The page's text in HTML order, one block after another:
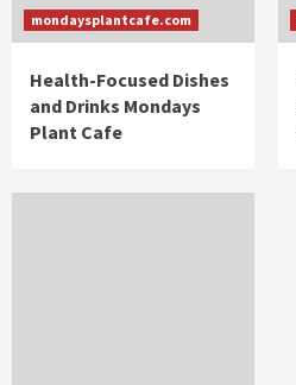
mondaysplantcafe.com
Health-Focused Dishes
and Drinks Mondays
Plant Cafe